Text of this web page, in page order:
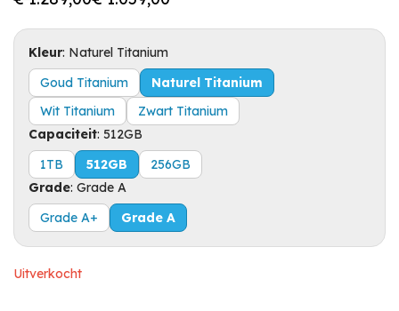
Oorspronkelijke
was:
€ 1.289,00.
Huidige
is:
€ 1.059,00.
Kleur: Naturel Titanium
Goud Titanium
Naturel Titanium
Wit Titanium
Zwart Titanium
Capaciteit: 512GB
1TB
512GB
256GB
Grade: Grade A
Grade A+
Grade A
Uitverkocht